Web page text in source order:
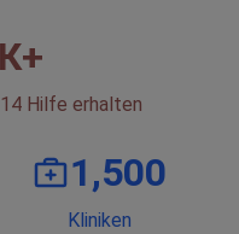
К+
Hilfe erhalten
1,500
Kliniken